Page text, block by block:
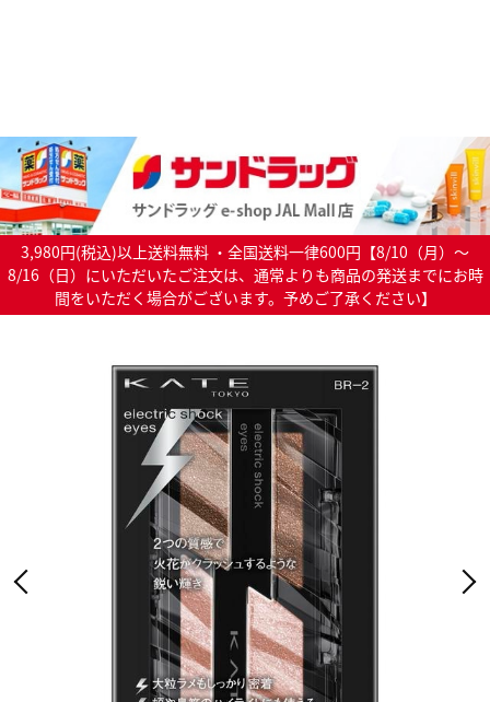
3,980円(税込)以上送料無料 ・全国送料一律600円【8/10（月）～
8/16（日）にいただいたご注文は、通常よりも商品の発送までにお時
間をいただく場合がございます。予めご了承ください】